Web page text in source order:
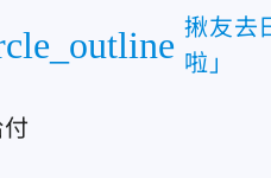
揪友去
啦」